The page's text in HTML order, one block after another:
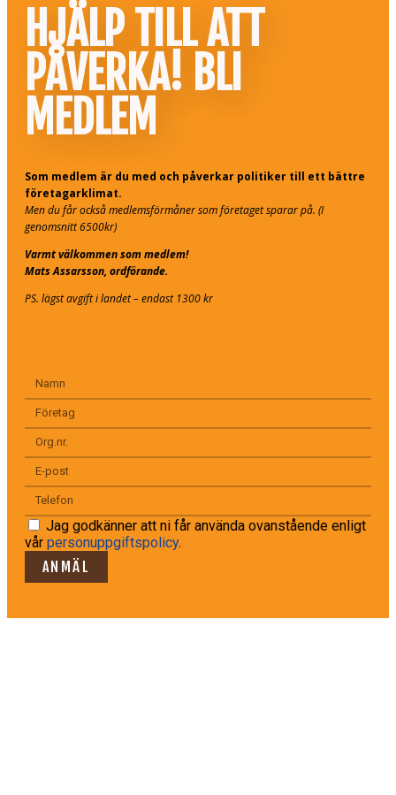
HJÄLP TILL ATT
PÅVERKA! BLI
MEDLEM
Som medlem är du med och påverkar politiker till ett bättre
företagarklimat.
Men du får också medlemsförmåner som företaget sparar på. (I
genomsnitt 6500kr)
Varmt välkommen som medlem!
Mats Assarsson, ordförande.
PS. lägst avgift i landet – endast 1300 kr
Jag godkänner att ni får använda ovanstående enligt
vår personuppgiftspolicy.
ANMÄL